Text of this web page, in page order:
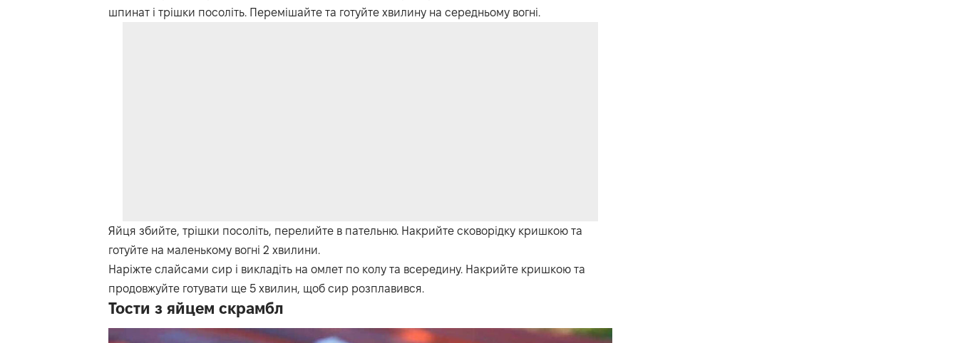
шпинат і трішки посоліть. Перемішайте та готуйте хвилину на середньому вогні.
Яйця збийте, трішки посоліть, перелийте в пательню. Накрийте сковорідку кришкою та
готуйте на маленькому вогні 2 хвилини.
Наріжте слайсами сир і викладіть на омлет по колу та всередину. Накрийте кришкою та
продовжуйте готувати ще 5 хвилин, щоб сир розплавився.
Тости з яйцем скрамбл